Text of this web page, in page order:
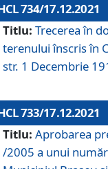
734/17.12.2021
Titlu: Trecerea în
terenului înscris în
str. 1 Decembrie
733/17.12.2021
Titlu: Aprobarea
/2005 a unui